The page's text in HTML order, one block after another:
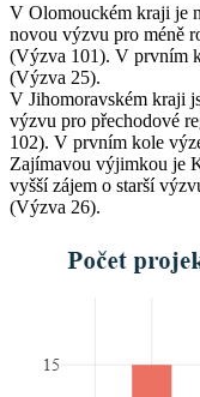
V Olomouckém kraji je
novou výzvu pro méně
(Výzva 101). V prvním
(Výzva 25).
V Jihomoravském kraji
výzvu pro přechodové
102). V prvním kole
Zajímavou výjimkou je
vyšší zájem o starší
(Výzva 26).